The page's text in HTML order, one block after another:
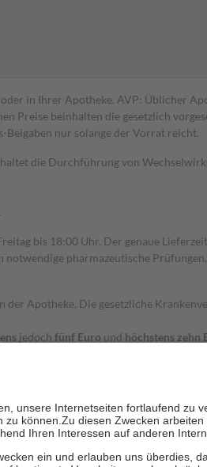
in Ihrer Apotheke. AVP: Üblicher
beinhalten die gesetzlich
nur solange der Vorrat reicht.
die Durchführung von
bis 18:00 Uhr. Der genaue
pharmazeutische
Apotheke. Die gesetzliche
jedoch fünf Euro und höchstens zehn
der Familie zu unterstützen, fallen